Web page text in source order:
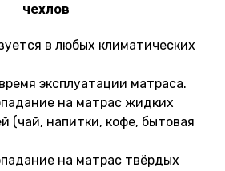
чехлов
в любых климатических
эксплуатации матраса.
на матрас жидких
(чай, напитки, кофе, бытовая
на матрас твёрдых